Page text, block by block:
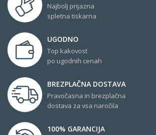
Najbolj prijazna
spletna tiskarna
UGODNO
Top kakovost
po ugodnih cenah
BREZPLAČNA DOSTAVA
Pravočasna in brezplačna
dostava za vsa naročila
100% GARANCIJA